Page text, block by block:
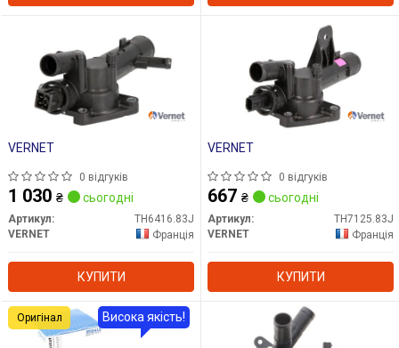
VERNET
0 відгуків
1 030 ₴ сьогодні
Артикул:
TH6416.83J
VERNET
Франція
КУПИТИ
VERNET
0 відгуків
667 ₴ сьогодні
Артикул:
TH7125.83J
VERNET
Франція
КУПИТИ
Висока якість!
Оригінал